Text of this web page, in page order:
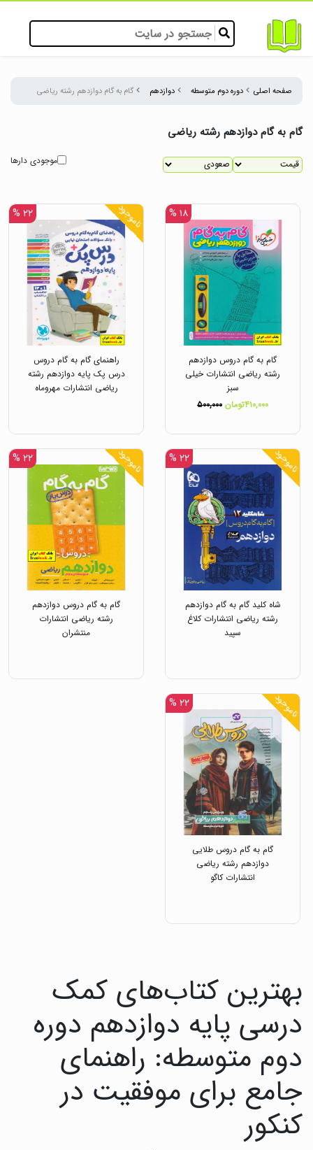
صفحه اصلی دوره دوم متوسطه دوازدهم گام به گام دوازدهم رشته ریاضی
گام به گام دوازدهم رشته ریاضی
موجودی دارها
۱۸ %
گام به گام دروس دوازدهم
رشته ریاضی انتشارات خیلی
سبز
۴۱۰,۰۰۰تومان
۵۰۰,۰۰۰
ناموجود ۲۲ %
راهنمای گام به گام دروس
درس پک پایه دوازدهم رشته
ریاضی انتشارات مهروماه
ناموجود ۲۲ %
شاه کلید گام به گام دوازدهم
رشته ریاضی انتشارات کلاغ
سپید
ناموجود ۲۲ %
گام به گام دروس دوازدهم
رشته ریاضی انتشارات
منتشران
ناموجود ۲۲ %
گام به گام دروس طلایی
دوازدهم رشته ریاضی
انتشارات کاگو
بهترین کتاب‌های کمک
درسی پایه دوازدهم دوره
دوم متوسطه: راهنمای
جامع برای موفقیت در
کنکور